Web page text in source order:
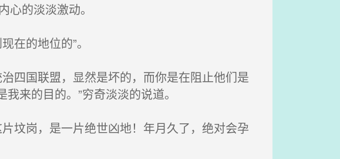
的淡淡激动。
在的地位的”。
四国联盟，显然是坏的，而你是在阻止他们是
来的目的。”穷奇淡淡的说道。
坟岗，是一片绝世凶地！年月久了，绝对会孕